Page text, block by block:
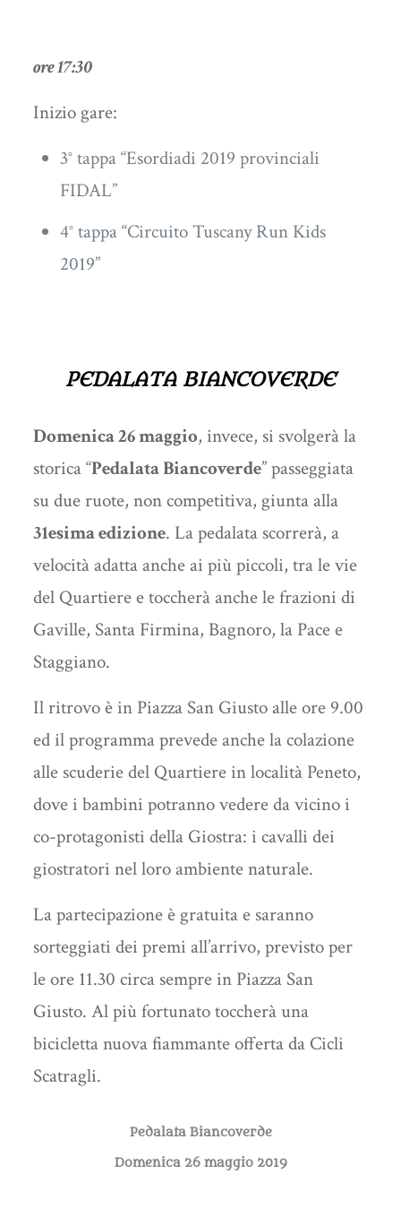
ore 17:30
Inizio gare:
3° tappa “Esordiadi 2019 provinciali
FIDAL”
4° tappa “Circuito Tuscany Run Kids
2019”
PEDALATA BIANCOVERDE
Domenica 26 maggio, invece, si svolgerà la
storica “Pedalata Biancoverde” passeggiata
su due ruote, non competitiva, giunta alla
31esima edizione. La pedalata scorrerà, a
velocità adatta anche ai più piccoli, tra le vie
del Quartiere e toccherà anche le frazioni di
Gaville, Santa Firmina, Bagnoro, la Pace e
Staggiano.
Il ritrovo è in Piazza San Giusto alle ore 9.00
ed il programma prevede anche la colazione
alle scuderie del Quartiere in località Peneto,
dove i bambini potranno vedere da vicino i
co-protagonisti della Giostra: i cavalli dei
giostratori nel loro ambiente naturale.
La partecipazione è gratuita e saranno
sorteggiati dei premi all’arrivo, previsto per
le ore 11.30 circa sempre in Piazza San
Giusto. Al più fortunato toccherà una
bicicletta nuova fiammante offerta da Cicli
Scatragli.
Pedalata Biancoverde
Domenica 26 maggio 2019